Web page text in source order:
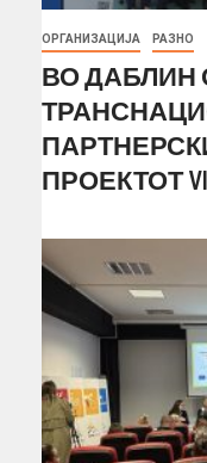
ОРГАНИЗАЦИЈА РАЗНО
ВО ДАБЛИН
ПРОЕКТОТ